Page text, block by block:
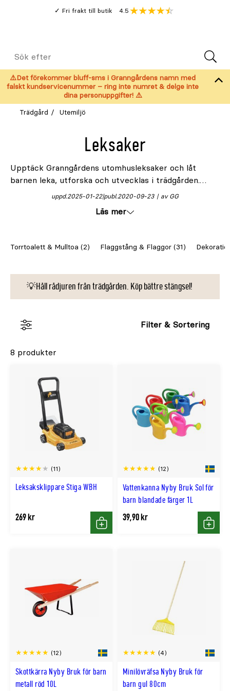
Fri frakt till butik
Genomsnitt
4.5
Meny
Sök
efter
⚠️Det förekommer bluff-sms i Granngårdens namn med
falskt kundservicenummer – ring inte numret & delge inte
dina personuppgifter! ⚠️
Trädgård Utemiljö
Leksaker
Upptäck Granngårdens utomhusleksaker och låt
barnen leka, utforska och utvecklas i trädgården.
Inspirera till kreativitet, rörelse och kärlek till
som passar till barnen och en mängd lättodlade
publ.2020-09-23
uppd.2025-01-22 av GG
Läs mer
Torrtoalett & Mulltoa (2) Flaggstång & Flaggor (31)
💡Håll rådjuren från trädgården. Köp bättre stängsel!
Filter & Sortering
8 produkter
Leksaksklippare Stiga WBH
(11)
269 kr
Köp
Vattenkanna Nyby Bruk Sol för
barn blandade färger 1L
(12)
39,90 kr
Köp
Skottkärra Nyby Bruk för barn
metall röd 10L
(12)
Minilövräfsa Nyby Bruk för
barn gul 80cm
(4)